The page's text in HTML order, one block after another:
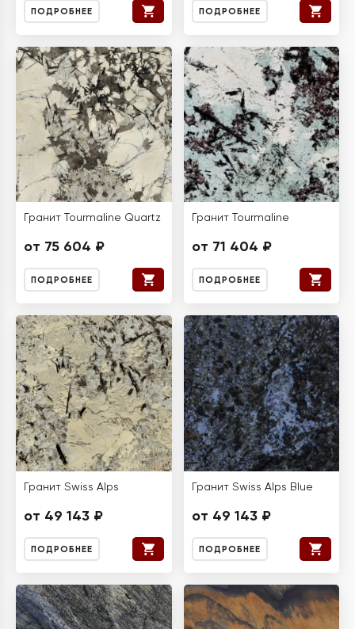
ПОДРОБНЕЕ ПОДРОБНЕЕ
Гранит Tourmaline Quartz
от 75 604 ₽
ПОДРОБНЕЕ
Гранит Tourmaline
от 71 404 ₽
ПОДРОБНЕЕ
Гранит Swiss Alps
от 49 143 ₽
ПОДРОБНЕЕ
Гранит Swiss Alps Blue
от 49 143 ₽
ПОДРОБНЕЕ